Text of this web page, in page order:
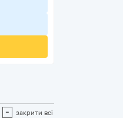
- закрити всі